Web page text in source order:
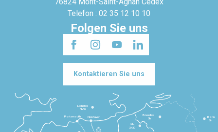
76824 Mont-Saint-Agnan Cedex
Telefon : 02 35 12 10 10
Folgen Sie uns
Kontaktieren Sie uns
Lille
2h30
Bruxelles
3h
Londres
3h30
Newhaven
Portsmouth
Bonn
5h